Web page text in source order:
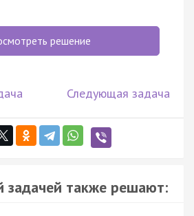
решение
Следующая задача
задачей также решают: